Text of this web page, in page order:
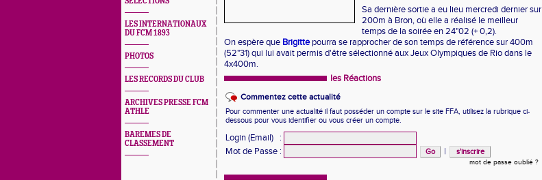
LES INTERNATIONAUX
DU FCM 1893
PHOTOS
LES RECORDS DU CLUB
ARCHIVES PRESSE FCM
ATHLE
BAREMES DE
CLASSEMENT
Sa dernière sortie a eu lieu mercredi dernier sur
200m à Bron, où elle a réalisé le meilleur
temps de la soirée en 24"02 (+ 0,2).
On espère que Brigittepourra se rapprocher de son temps de référence sur 400m
(52"31) qui lui avait permis d'être sélectionné aux Jeux Olympiques de Rio dans le
4x400m.
les Réactions
Commentez cette actualité
Pour commenter une actualité il faut posséder un compte sur le site FFA, utilisez la rubrique ci-
dessous pour vous identifier ou vous créer un compte.
Login (Email)
:
Mot de Passe : |
mot de passe oublié ?